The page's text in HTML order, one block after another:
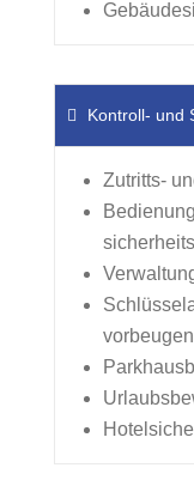
Kontroll- und
Zutritts-